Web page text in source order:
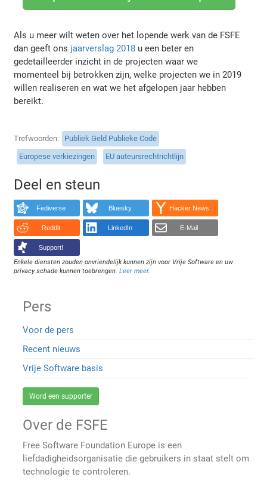
Als u meer wilt weten over het lopende werk van de FSFE
dan geeft ons jaarverslag 2018 u een beter en
gedetailleerder inzicht in de projecten waar we
momenteel bij betrokken zijn, welke projecten we in 2019
willen realiseren en wat we het afgelopen jaar hebben
bereikt.
Trefwoorden
Publiek Geld Publieke Code
Europese verkiezingen
EU auteursrechtrichtlijn
Deel en steun
Fediverse Bluesky Hacker News
Reddit LinkedIn E-Mail
Support!
Enkele diensten zouden onvriendelijk kunnen zijn voor Vrije Software en uw
privacy schade kunnen toebrengen.Leer meer.
Pers
Voor de pers
Recent nieuws
Vrije Software basis
Word een supporter
Over de FSFE
Free Software Foundation Europe is een
liefdadigheidsorganisatie die gebruikers in staat stelt om
technologie te controleren.